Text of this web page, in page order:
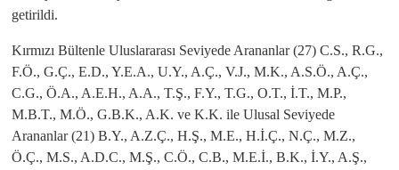
getirildi.
Kırmızı Bültenle Uluslararası Seviyede Arananlar (27) C.S., R.G.,
F.Ö., G.Ç., E.D., Y.E.A., U.Y., A.Ç., V.J., M.K., A.S.Ö., A.Ç.,
C.G., Ö.A., A.E.H., A.A., T.Ş., F.Y., T.G., O.T., İ.T., M.P.,
M.B.T., M.Ö., G.B.K., A.K. ve K.K. ile Ulusal Seviyede
Arananlar (21) B.Y., A.Z.Ç., H.Ş., M.E., H.İ.Ç., N.Ç., M.Z.,
Ö.Ç., M.S., A.D.C., M.Ş., C.Ö., C.B., M.E.İ., B.K., İ.Y., A.Ş.,